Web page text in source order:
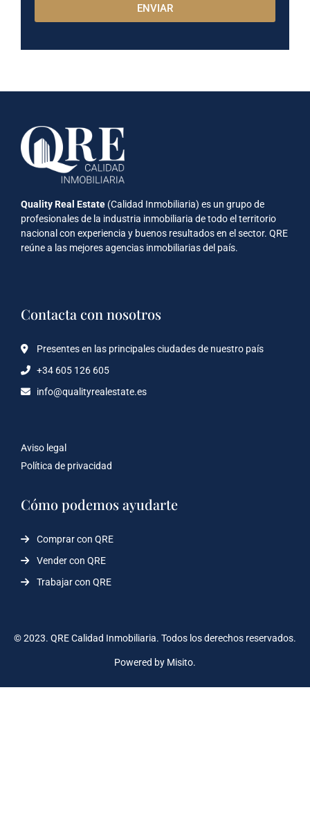
ENVIAR
Quality Real Estate (Calidad Inmobiliaria) es un grupo de
profesionales de la industria inmobiliaria de todo el territorio
nacional con experiencia y buenos resultados en el sector. QRE
reúne a las mejores agencias inmobiliarias del país.
Contacta con nosotros
Presentes en las principales ciudades de nuestro país
+34 605 126 605
info@qualityrealestate.es
Aviso legal
Política de privacidad
Cómo podemos ayudarte
Comprar con QRE
Vender con QRE
Trabajar con QRE
© 2023. QRE Calidad Inmobiliaria. Todos los derechos reservados.
Powered by Misito.